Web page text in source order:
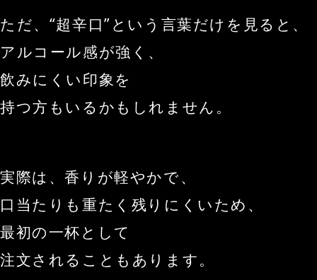
ただ、“超辛口”という言葉だけを見ると、
アルコール感が強く、
飲みにくい印象を
持つ方もいるかもしれません。
実際は、香りが軽やかで、
口当たりも重たく残りにくいため、
最初の一杯として
注文されることもあります。